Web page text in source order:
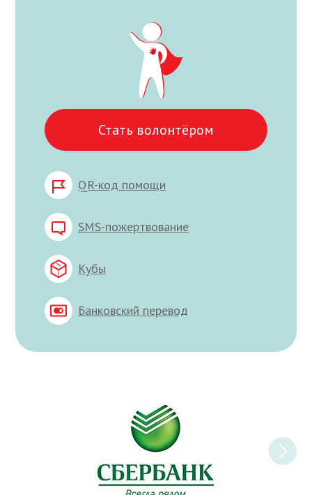
Стать волонтёром
QR-код помощи
SMS-пожертвование
Кубы
Банковский перевод